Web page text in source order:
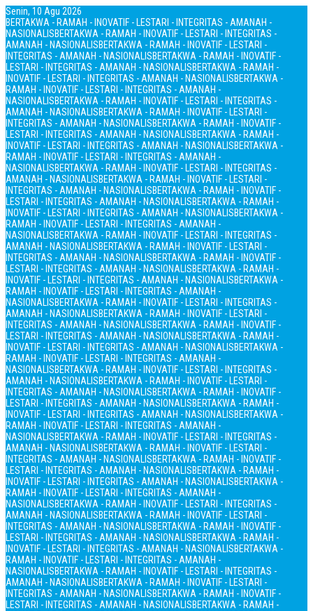
Senin, 10 Agu 2026
BERTAKWA - RAMAH - INOVATIF - LESTARI - INTEGRITAS - AMANAH -
NASIONALISBERTAKWA - RAMAH - INOVATIF - LESTARI - INTEGRITAS -
AMANAH - NASIONALISBERTAKWA - RAMAH - INOVATIF - LESTARI -
INTEGRITAS - AMANAH - NASIONALISBERTAKWA - RAMAH - INOVATIF -
LESTARI - INTEGRITAS - AMANAH - NASIONALISBERTAKWA - RAMAH -
INOVATIF - LESTARI - INTEGRITAS - AMANAH - NASIONALISBERTAKWA -
RAMAH - INOVATIF - LESTARI - INTEGRITAS - AMANAH -
NASIONALISBERTAKWA - RAMAH - INOVATIF - LESTARI - INTEGRITAS -
AMANAH - NASIONALISBERTAKWA - RAMAH - INOVATIF - LESTARI -
INTEGRITAS - AMANAH - NASIONALISBERTAKWA - RAMAH - INOVATIF -
LESTARI - INTEGRITAS - AMANAH - NASIONALISBERTAKWA - RAMAH -
INOVATIF - LESTARI - INTEGRITAS - AMANAH - NASIONALISBERTAKWA -
RAMAH - INOVATIF - LESTARI - INTEGRITAS - AMANAH -
NASIONALISBERTAKWA - RAMAH - INOVATIF - LESTARI - INTEGRITAS -
AMANAH - NASIONALISBERTAKWA - RAMAH - INOVATIF - LESTARI -
INTEGRITAS - AMANAH - NASIONALISBERTAKWA - RAMAH - INOVATIF -
LESTARI - INTEGRITAS - AMANAH - NASIONALISBERTAKWA - RAMAH -
INOVATIF - LESTARI - INTEGRITAS - AMANAH - NASIONALISBERTAKWA -
RAMAH - INOVATIF - LESTARI - INTEGRITAS - AMANAH -
NASIONALISBERTAKWA - RAMAH - INOVATIF - LESTARI - INTEGRITAS -
AMANAH - NASIONALISBERTAKWA - RAMAH - INOVATIF - LESTARI -
INTEGRITAS - AMANAH - NASIONALISBERTAKWA - RAMAH - INOVATIF -
LESTARI - INTEGRITAS - AMANAH - NASIONALISBERTAKWA - RAMAH -
INOVATIF - LESTARI - INTEGRITAS - AMANAH - NASIONALISBERTAKWA -
RAMAH - INOVATIF - LESTARI - INTEGRITAS - AMANAH -
NASIONALISBERTAKWA - RAMAH - INOVATIF - LESTARI - INTEGRITAS -
AMANAH - NASIONALISBERTAKWA - RAMAH - INOVATIF - LESTARI -
INTEGRITAS - AMANAH - NASIONALISBERTAKWA - RAMAH - INOVATIF -
LESTARI - INTEGRITAS - AMANAH - NASIONALISBERTAKWA - RAMAH -
INOVATIF - LESTARI - INTEGRITAS - AMANAH - NASIONALISBERTAKWA -
RAMAH - INOVATIF - LESTARI - INTEGRITAS - AMANAH -
NASIONALISBERTAKWA - RAMAH - INOVATIF - LESTARI - INTEGRITAS -
AMANAH - NASIONALISBERTAKWA - RAMAH - INOVATIF - LESTARI -
INTEGRITAS - AMANAH - NASIONALISBERTAKWA - RAMAH - INOVATIF -
LESTARI - INTEGRITAS - AMANAH - NASIONALISBERTAKWA - RAMAH -
INOVATIF - LESTARI - INTEGRITAS - AMANAH - NASIONALISBERTAKWA -
RAMAH - INOVATIF - LESTARI - INTEGRITAS - AMANAH -
NASIONALISBERTAKWA - RAMAH - INOVATIF - LESTARI - INTEGRITAS -
AMANAH - NASIONALISBERTAKWA - RAMAH - INOVATIF - LESTARI -
INTEGRITAS - AMANAH - NASIONALISBERTAKWA - RAMAH - INOVATIF -
LESTARI - INTEGRITAS - AMANAH - NASIONALISBERTAKWA - RAMAH -
INOVATIF - LESTARI - INTEGRITAS - AMANAH - NASIONALISBERTAKWA -
RAMAH - INOVATIF - LESTARI - INTEGRITAS - AMANAH -
NASIONALISBERTAKWA - RAMAH - INOVATIF - LESTARI - INTEGRITAS -
AMANAH - NASIONALISBERTAKWA - RAMAH - INOVATIF - LESTARI -
INTEGRITAS - AMANAH - NASIONALISBERTAKWA - RAMAH - INOVATIF -
LESTARI - INTEGRITAS - AMANAH - NASIONALISBERTAKWA - RAMAH -
INOVATIF - LESTARI - INTEGRITAS - AMANAH - NASIONALISBERTAKWA -
RAMAH - INOVATIF - LESTARI - INTEGRITAS - AMANAH -
NASIONALISBERTAKWA - RAMAH - INOVATIF - LESTARI - INTEGRITAS -
AMANAH - NASIONALISBERTAKWA - RAMAH - INOVATIF - LESTARI -
INTEGRITAS - AMANAH - NASIONALISBERTAKWA - RAMAH - INOVATIF -
LESTARI - INTEGRITAS - AMANAH - NASIONALISBERTAKWA - RAMAH -